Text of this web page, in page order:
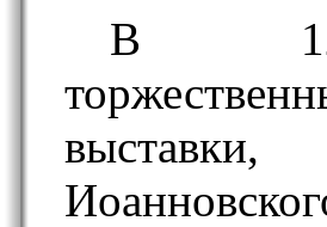
В